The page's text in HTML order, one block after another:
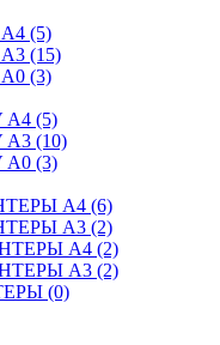
(5)
(15)
(3)
(5)
(10)
(3)
А4 (6)
А3 (2)
А4 (2)
А3 (2)
(0)